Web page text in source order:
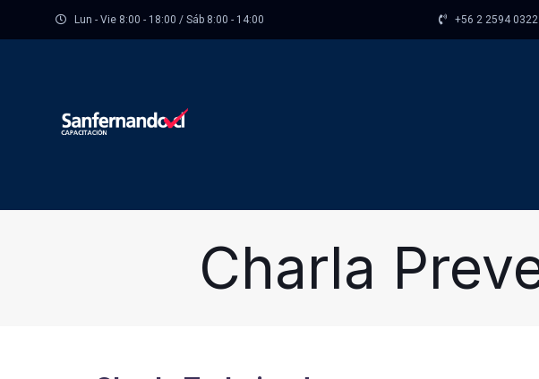
Lun - Vie 8:00 - 18:00 / Sáb 8:00 - 14:00 +56 2 2594 0322
Charla